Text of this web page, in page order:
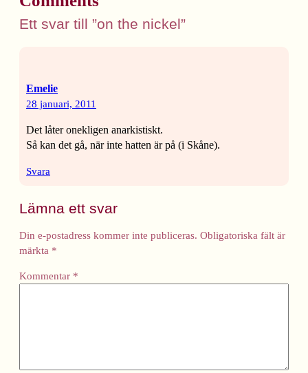
Ett svar till ”on the nickel”
Emelie
28 januari, 2011
Det låter onekligen anarkistiskt.
Så kan det gå, när inte hatten är på (i Skåne).
Svara
Lämna ett svar
Din e-postadress kommer inte publiceras. Obligatoriska fält är
märkta *
Kommentar *